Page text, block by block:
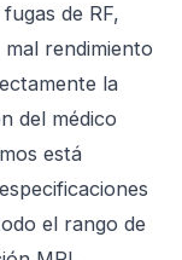
de RF,
rendimiento
la
del médico
está
el rango de